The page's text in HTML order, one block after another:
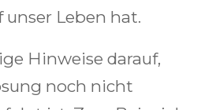
unser Leben hat.
Hinweise darauf,
noch nicht